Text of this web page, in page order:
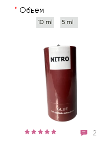
* Объем
10 ml 5 ml
2